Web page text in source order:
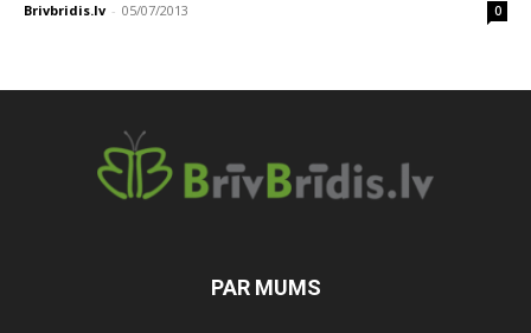
Brivbridis.lv - 05/07/2013 0
PAR MUMS